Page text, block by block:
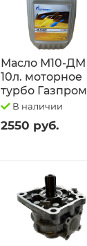
Масло М10-ДМ
10л. моторное
турбо Газпром
В наличии
2550 руб.